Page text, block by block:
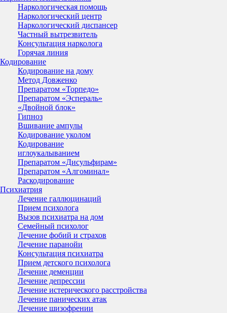
Наркологическая помощь
Наркологический центр
Наркологический диспансер
Частный вытрезвитель
Консультация нарколога
Горячая линия
Кодирование
Кодирование на дому
Метод Довженко
Препаратом «Торпедо»
Препаратом «Эспераль»
«Двойной блок»
Гипноз
Вшивание ампулы
Кодирование уколом
Кодирование
иглоукалыванием
Препаратом «Дисульфирам»
Препаратом «Алгоминал»
Раскодирование
Психиатрия
Лечение галлюцинаций
Прием психолога
Вызов психиатра на дом
Семейный психолог
Лечение фобий и страхов
Лечение паранойи
Консультация психиатра
Прием детского психолога
Лечение деменции
Лечение депрессии
Лечение истерического расстройства
Лечение панических атак
Лечение шизофрении